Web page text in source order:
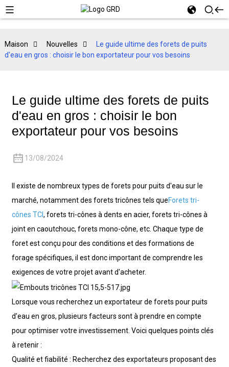
Maison Nouvelles
Le guide ultime des forets de puits
d'eau en gros : choisir le bon exportateur pour vos besoins
Le guide ultime des forets de puits
d'eau en gros : choisir le bon
exportateur pour vos besoins
13/08/2024
Il existe de nombreux types de forets pour puits d'eau sur le
marché, notamment des forets tricônes tels queForets tri-
cônes TCI, forets tri-cônes à dents en acier, forets tri-cônes à
joint en caoutchouc, forets mono-cône, etc. Chaque type de
foret est conçu pour des conditions et des formations de
forage spécifiques, il est donc important de comprendre les
exigences de votre projet avant d'acheter.
Lorsque vous recherchez un exportateur de forets pour puits
d'eau en gros, plusieurs facteurs sont à prendre en compte
pour optimiser votre investissement. Voici quelques points clés
à retenir :
Qualité et fiabilité : Recherchez des exportateurs proposant des